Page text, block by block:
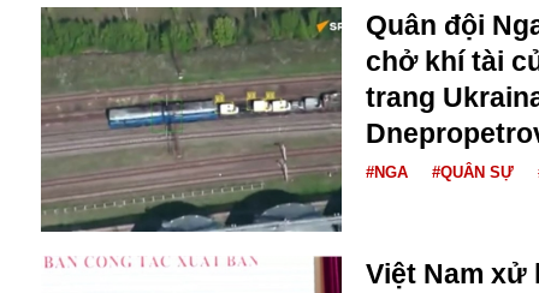
Diego Maradona
Di cư
Dòng chảy phương Bắc 1
Dải Gaza
Facebook
FED
Fansipan
F0
FLC
F-16
Quân đội
chở khí tài
trang
#NGA #QUÂN SỰ
Việt Nam xử